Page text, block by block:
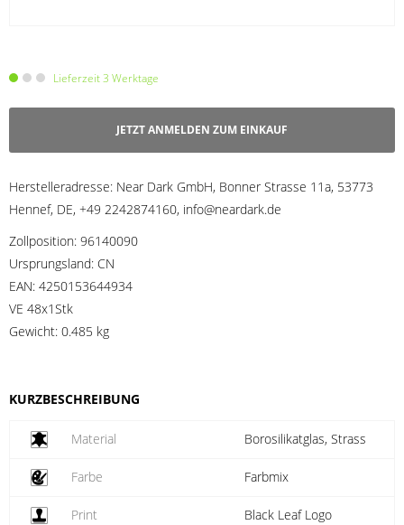
Lieferzeit 3 Werktage
JETZT ANMELDEN ZUM EINKAUF
Herstelleradresse: Near Dark GmbH, Bonner Strasse 11a, 53773
Hennef, DE, +49 2242874160, info@neardark.de
Zollposition: 96140090
Ursprungsland: CN
EAN: 4250153644934
VE 48x1Stk
Gewicht: 0.485 kg
KURZBESCHREIBUNG
Material Borosilikatglas, Strass
Farbe Farbmix
Print Black Leaf Logo